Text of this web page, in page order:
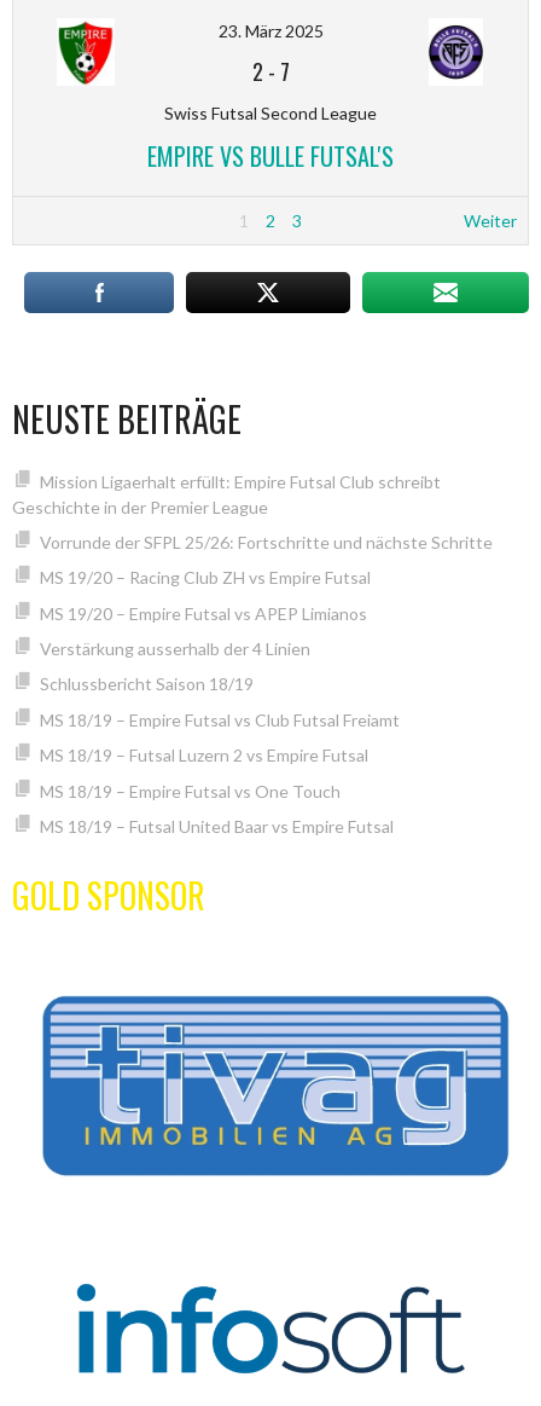
23. März 2025
2 - 7
Swiss Futsal Second League
EMPIRE VS BULLE FUTSAL'S
1 2 3 Weiter
NEUSTE BEITRÄGE
Mission Ligaerhalt erfüllt: Empire Futsal Club schreibt
Geschichte in der Premier League
Vorrunde der SFPL 25/26: Fortschritte und nächste Schritte
MS 19/20 – Racing Club ZH vs Empire Futsal
MS 19/20 – Empire Futsal vs APEP Limianos
Verstärkung ausserhalb der 4 Linien
Schlussbericht Saison 18/19
MS 18/19 – Empire Futsal vs Club Futsal Freiamt
MS 18/19 – Futsal Luzern 2 vs Empire Futsal
MS 18/19 – Empire Futsal vs One Touch
MS 18/19 – Futsal United Baar vs Empire Futsal
GOLD SPONSOR